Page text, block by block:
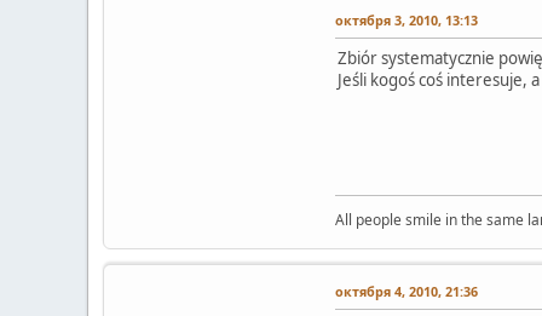
октября 3, 2010, 13:13
Zbiór systematycznie
Jeśli kogoś coś interesuje,
All people smile in the same
октября 4, 2010, 21:36